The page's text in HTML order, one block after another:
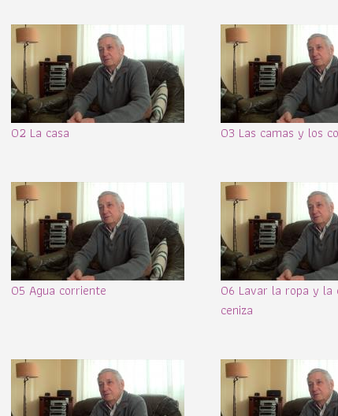
02 La casa 03 Las camas y los
05 Agua corriente
06 Lavar la ropa y la
ceniza